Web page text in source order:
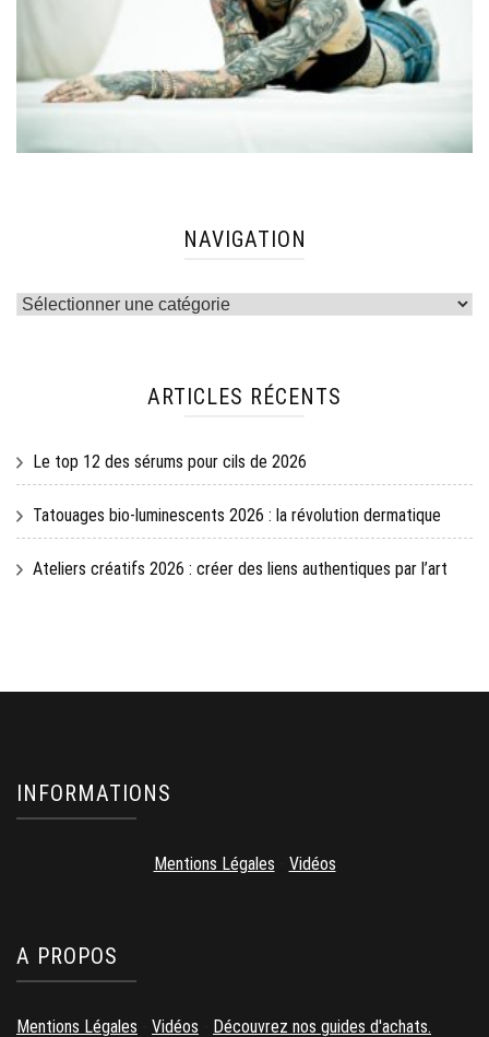
NAVIGATION
Navigation
ARTICLES RÉCENTS
Le top 12 des sérums pour cils de 2026
Tatouages bio-luminescents 2026 : la révolution dermatique
Ateliers créatifs 2026 : créer des liens authentiques par l’art
INFORMATIONS
Mentions Légales Vidéos
A PROPOS
Mentions Légales Vidéos Découvrez nos guides d'achats.